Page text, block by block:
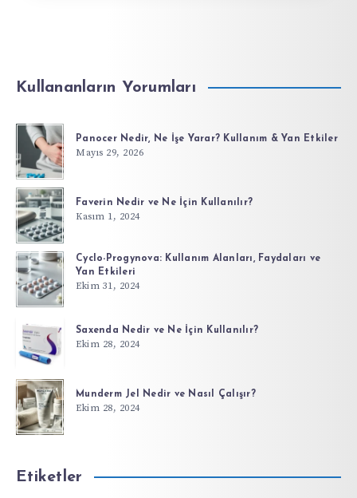
Kullananların Yorumları
Panocer Nedir, Ne İşe Yarar? Kullanım & Yan Etkiler
Mayıs 29, 2026
Faverin Nedir ve Ne İçin Kullanılır?
Kasım 1, 2024
Cyclo-Progynova: Kullanım Alanları, Faydaları ve
Yan Etkileri
Ekim 31, 2024
Saxenda Nedir ve Ne İçin Kullanılır?
Ekim 28, 2024
Munderm Jel Nedir ve Nasıl Çalışır?
Ekim 28, 2024
Etiketler